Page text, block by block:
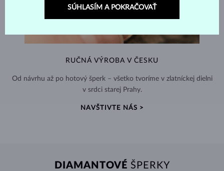
RUČNÁ VÝROBA V ČESKU
Od návrhu až po hotový šperk – všetko tvoríme v zlatníckej dielni
v srdci starej Prahy.
NAVŠTIVTE NÁS >
DIAMANTOVÉ ŠPERKY
SÚHLASÍM A POKRAČOVAŤ